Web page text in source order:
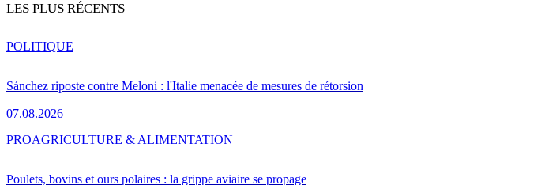
LES PLUS RÉCENTS
Sánchez riposte contre Meloni : l'Italie menacée de mesures de rétorsion
07.08.2026
POLITIQUE
Poulets, bovins et ours polaires : la grippe aviaire se propage
PROAGRICULTURE & ALIMENTATION